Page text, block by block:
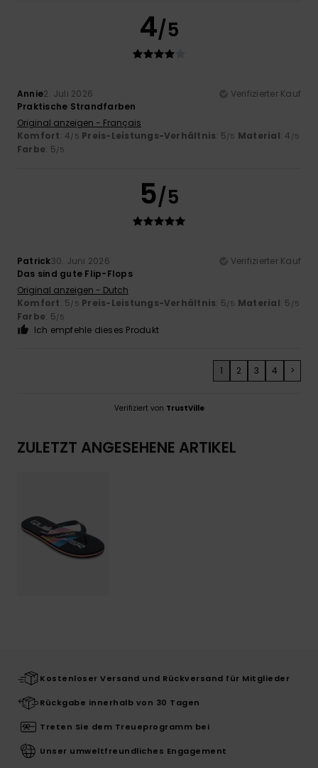
4/5
Annie2. Juli 2026
Verifizierter Kauf
Praktische Strandfarben
Original anzeigen - Français
Komfort: 4/5 Preis-Leistungs-Verhältnis: 5/5 Material: 4 /5
Farbe: 5/5
5/5
Patrick30. Juni 2026
Verifizierter Kauf
Das sind gute Flip-Flops
Original anzeigen - Dutch
Komfort: 5/5 Preis-Leistungs-Verhältnis: 5/5 Material: 5 /5
Farbe: 5/5
Ich empfehle dieses Produkt
1 2 3 4 >
Verifiziert von TrustVille
ZULETZT ANGESEHENE ARTIKEL
Kostenloser Versand und Rückversand für Mitglieder
Rückgabe innerhalb von 30 Tagen
Treten Sie dem Treueprogramm bei
Unser umweltfreundliches Engagement